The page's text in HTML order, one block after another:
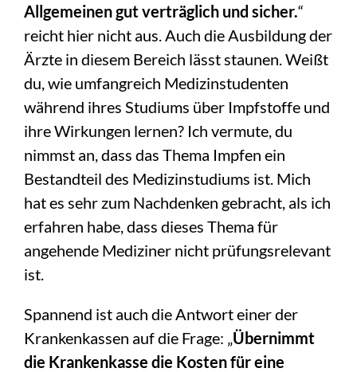
Allgemeinen gut verträglich und sicher.“
reicht hier nicht aus. Auch die Ausbildung der
Ärzte in diesem Bereich lässt staunen. Weißt
du, wie umfangreich Medizinstudenten
während ihres Studiums über Impfstoffe und
ihre Wirkungen lernen? Ich vermute, du
nimmst an, dass das Thema Impfen ein
Bestandteil des Medizinstudiums ist. Mich
hat es sehr zum Nachdenken gebracht, als ich
erfahren habe, dass dieses Thema für
angehende Mediziner nicht prüfungsrelevant
ist.
Spannend ist auch die Antwort einer der
Krankenkassen auf die Frage: „Übernimmt
die Krankenkasse die Kosten für eine